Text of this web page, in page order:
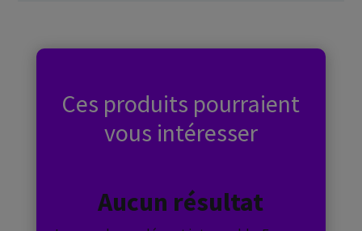
Ces produits pourraient
vous intéresser
Aucun résultat